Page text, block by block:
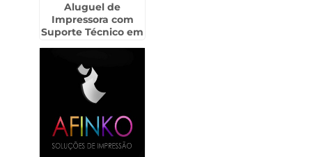
Aluguel de
Impressora com
Suporte Técnico em